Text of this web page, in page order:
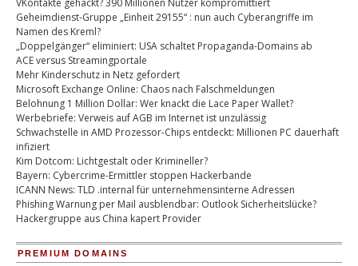
VKontakte gehackt? 390 Millionen Nutzer kompromittiert
Geheimdienst-Gruppe „Einheit 29155“ : nun auch Cyberangriffe im
Namen des Kreml?
„Doppelgänger“ eliminiert: USA schaltet Propaganda-Domains ab
ACE versus Streamingportale
Mehr Kinderschutz in Netz gefordert
Microsoft Exchange Online: Chaos nach Falschmeldungen
Belohnung 1 Million Dollar: Wer knackt die Lace Paper Wallet?
Werbebriefe: Verweis auf AGB im Internet ist unzulässig
Schwachstelle in AMD Prozessor-Chips entdeckt: Millionen PC dauerhaft
infiziert
Kim Dotcom: Lichtgestalt oder Krimineller?
Bayern: Cybercrime-Ermittler stoppen Hackerbande
ICANN News: TLD .internal für unternehmensinterne Adressen
Phishing Warnung per Mail ausblendbar: Outlook Sicherheitslücke?
Hackergruppe aus China kapert Provider
PREMIUM DOMAINS